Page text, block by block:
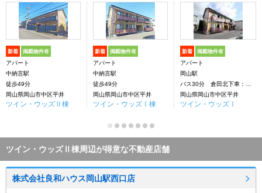
新着 掲載物件有
アパート
中納言駅
徒歩49分
岡山県岡山市中区平井
ツイン・ウッズⅡ棟
新着 掲載物件有
アパート
中納言駅
徒歩49分
岡山県岡山市中区平井
ツイン・ウッズⅠ棟
新着 掲載物件有
アパート
岡山駅
バス30分 倉田北下車：停歩6分
岡山県岡山市中区平井
ツイン・ウッズⅠ
ツイン・ウッズⅡ棟周辺が得意な不動産店舗
株式会社良和ハウス岡山駅西口店